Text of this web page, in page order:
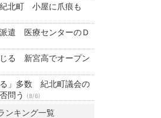
北町 小屋に爪痕も
遣 医療センターのＤ
る 新宮高でオープン
」多数 紀北町議会の
問う
(8/6)
ンキング一覧